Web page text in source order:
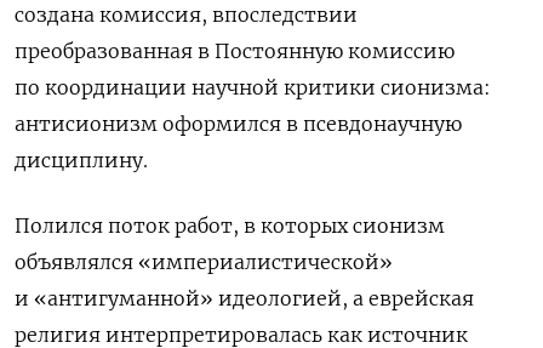
создана комиссия, впоследствии
преобразованная в Постоянную комиссию
по координации научной критики сионизма:
антисионизм оформился в псевдонаучную
дисциплину.
Полился поток работ, в которых сионизм
объявлялся «империалистической»
и «антигуманной» идеологией, а еврейская
религия интерпретировалась как источник